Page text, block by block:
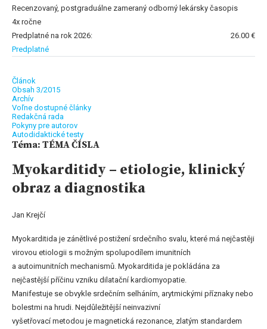
Recenzovaný, postgraduálne zameraný odborný lekársky časopis
4x ročne
Predplatné na rok 2026:
26.00 €
Predplatné
Článok
Obsah 3/2015
Archív
Voľne dostupné články
Redakčná rada
Pokyny pre autorov
Autodidaktické testy
Téma: TÉMA ČÍSLA
Myokarditidy – etiologie, klinický
obraz a diagnostika
Jan Krejčí
Myokarditida je zánětlivé postižení srdečního svalu, které má nejčastěji
virovou etiologii s možným spolupodílem imunitních
a autoimunitních mechanismů. Myokarditida je pokládána za
nejčastější příčinu vzniku dilatační kardiomyopatie.
Manifestuje se obvykle srdečním selháním, arytmickými příznaky nebo
bolestmi na hrudi. Nejdůležitější neinvazivní
vyšetřovací metodou je magnetická rezonance, zlatým standardem